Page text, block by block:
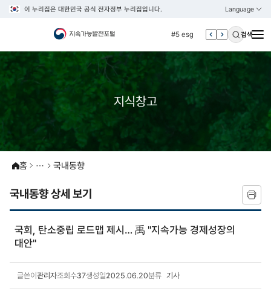
이 누리집은 대한민국 공식 전자정부 누리집입니다. Language
열기
KOREAN
ENGLISH
#5 esg
#6 빈곤
#1 경제
#2 환경
검색
지식창고
홈 국내동향
국내동향 상세 보기
국회, 탄소중립 로드맵 제시… 禹 "지속가능 경제성장의
대안"
글쓴이 관리자조회수37생성일2025.06.20분류 기사